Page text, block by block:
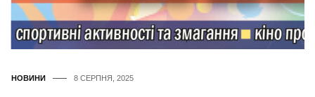
НОВИНИ 8 СЕРПНЯ, 2025